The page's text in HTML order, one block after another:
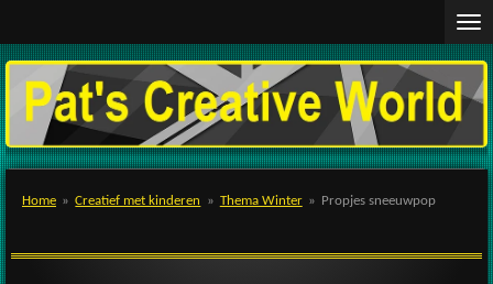
direct
naar
de
hoofdinhoud
Home » Creatief met kinderen » Thema Winter » Propjes sneeuwpop